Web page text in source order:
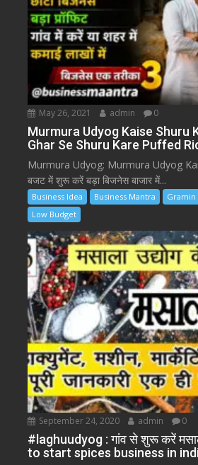
May 26, 2021 admin 0
Murmura Udyog Kaise Shuru
Ghar Se Shuru Kare Puffed
Murmura Udyog: Murmura Udyog
बजट में शुरू करें बड़ा बिजनेस बाजार में...
Business Idea Business Mantra
Gramin
Low Budget
September 24, 2020 admin 0
#laghuudyog : गांव से शुरू करें
to start spices business in